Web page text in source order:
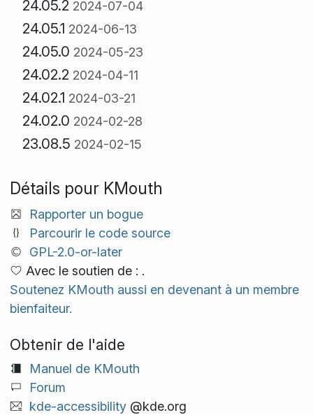
24.05.2 2024-07-04
24.05.1 2024-06-13
24.05.0 2024-05-23
24.02.2 2024-04-11
24.02.1 2024-03-21
24.02.0 2024-02-28
23.08.5 2024-02-15
Détails pour KMouth
Rapporter un bogue
Parcourir le code source
GPL-2.0-or-later
Avec le soutien de : .
Soutenez KMouth aussi en devenant à un membre
bienfaiteur.
Obtenir de l'aide
Manuel de KMouth
Forum
kde-accessibility@kde.org